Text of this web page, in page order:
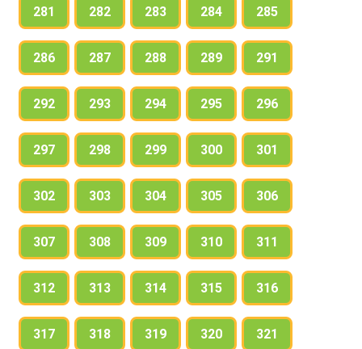
281 282 283 284 285
286 287 288 289 291
292 293 294 295 296
297 298 299 300 301
302 303 304 305 306
307 308 309 310 311
312 313 314 315 316
317 318 319 320 321